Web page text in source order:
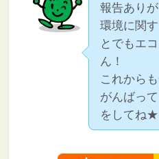
報告ありが
環境に関
とでもエ
ん！
これから
がんばっ
をしてね★